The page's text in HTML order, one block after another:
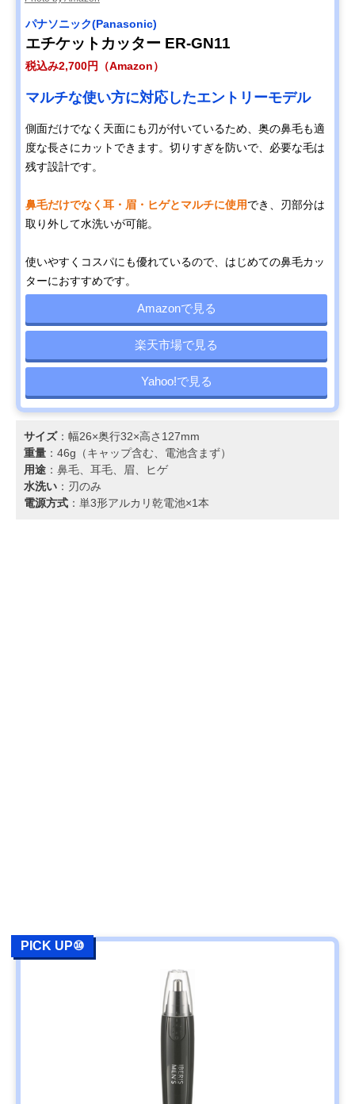
パナソニック(Panasonic)
エチケットカッター ER-GN11
税込み2,700円（Amazon）
マルチな使い方に対応したエントリーモデル
側面だけでなく天面にも刃が付いているため、奥の鼻毛も適
度な長さにカットできます。切りすぎを防いで、必要な毛は
残す設計です。
鼻毛だけでなく耳・眉・ヒゲとマルチに使用でき、刃部分は
取り外して水洗いが可能。
使いやすくコスパにも優れているので、はじめての鼻毛カッ
ターにおすすめです。
Amazonで見る
楽天市場で見る
Yahoo!で見る
サイズ：幅26×奥行32×高さ127mm
重量 ：46g（キャップ含む、電池含まず）
用途 ：鼻毛、耳毛、眉、ヒゲ
水洗い ：刃のみ
電源方式 ：単3形アルカリ乾電池×1本
PICK UP⑩